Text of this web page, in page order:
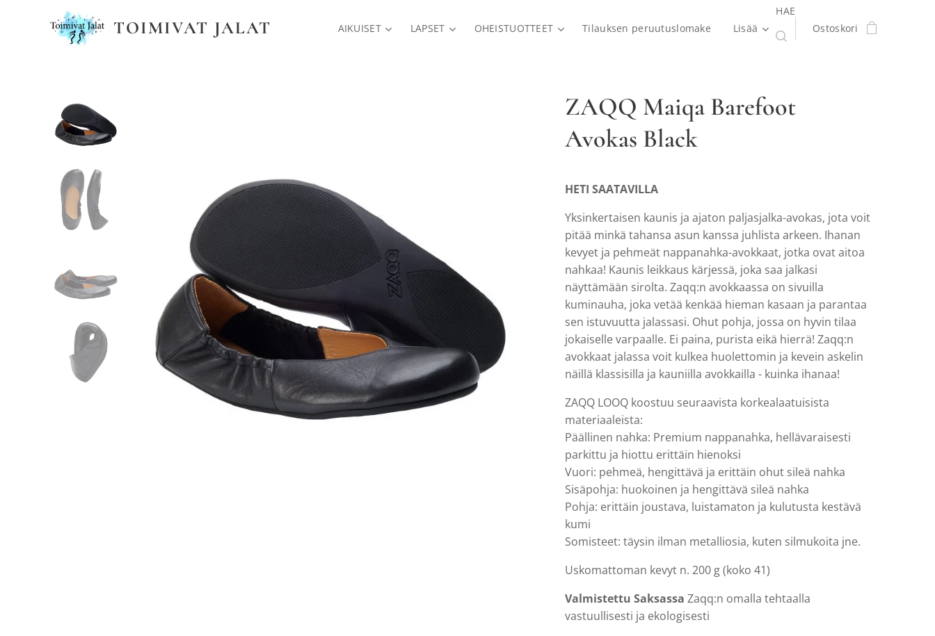
TOIMIVAT JALAT AIKUISET LAPSET OHEISTUOTTEET Tilauksen peruutuslomake Lisää
HAE
Ostoskori
ZAQQ Maiqa Barefoot
Avokas Black
HETI SAATAVILLA
Yksinkertaisen kaunis ja ajaton paljasjalka-avokas, jota voit
pitää minkä tahansa asun kanssa juhlista arkeen. Ihanan
kevyet ja pehmeät nappanahka-avokkaat, jotka ovat aitoa
nahkaa! Kaunis leikkaus kärjessä, joka saa jalkasi
näyttämään sirolta. Zaqq:n avokkaassa on sivuilla
kuminauha, joka vetää kenkää hieman kasaan ja parantaa
sen istuvuutta jalassasi. Ohut pohja, jossa on hyvin tilaa
jokaiselle varpaalle. Ei paina, purista eikä hierrä! Zaqq:n
avokkaat jalassa voit kulkea huolettomin ja kevein askelin
näillä klassisilla ja kauniilla avokkailla - kuinka ihanaa!
ZAQQ LOOQ koostuu seuraavista korkealaatuisista
materiaaleista:
Päällinen nahka: Premium nappanahka, hellävaraisesti
parkittu ja hiottu erittäin hienoksi
Vuori: pehmeä, hengittävä ja erittäin ohut sileä nahka
Sisäpohja: huokoinen ja hengittävä sileä nahka
Pohja: erittäin joustava, luistamaton ja kulutusta kestävä
kumi
Somisteet: täysin ilman metalliosia, kuten silmukoita jne.
Uskomattoman kevyt n. 200 g (koko 41)
Valmistettu Saksassa Zaqq:n omalla tehtaalla
vastuullisesti ja ekologisesti